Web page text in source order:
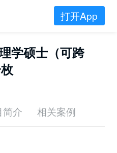
打开App
学硕士（可跨
简介 相关案例